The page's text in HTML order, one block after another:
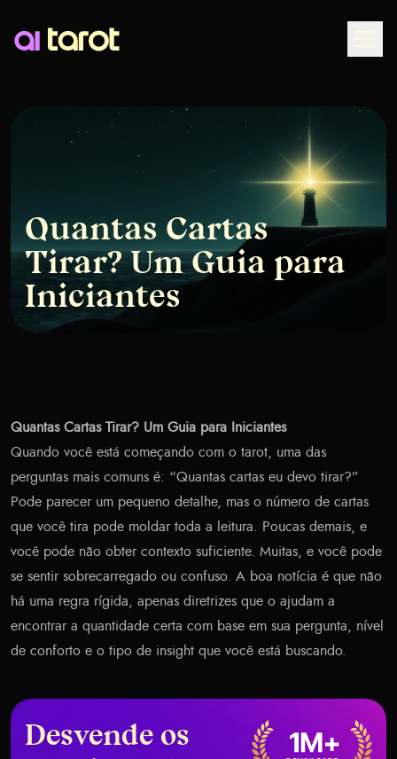
Quantas Cartas
Tirar? Um Guia para
Iniciantes
Quantas Cartas Tirar? Um Guia para Iniciantes
Quando você está começando com o tarot, uma das
perguntas mais comuns é: “Quantas cartas eu devo tirar?”
Pode parecer um pequeno detalhe, mas o número de cartas
que você tira pode moldar toda a leitura. Poucas demais, e
você pode não obter contexto suficiente. Muitas, e você pode
se sentir sobrecarregado ou confuso. A boa notícia é que não
há uma regra rígida, apenas diretrizes que o ajudam a
encontrar a quantidade certa com base em sua pergunta, nível
de conforto e o tipo de insight que você está buscando.
Desvende os